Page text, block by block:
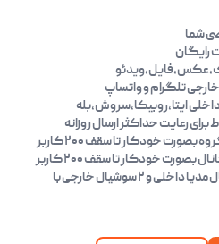
شما
رایگان
تلگرام و واتساپ
ایتا،روبیکا،سروش،بله
رعایت حداکثر ارسال روزانه
خودکار تا سقف ۲۰۰ کاربر
خودکار تا سقف ۲۰۰ کاربر
-ارسال همزمان پیام به ۴ سوشیال مدیا داخلی و ۲ سوشیال خارجی با